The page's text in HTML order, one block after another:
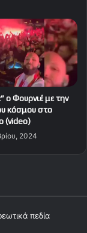
ο Φουρνιέ με την
κόσμου στο
(video)
2024
πεδία